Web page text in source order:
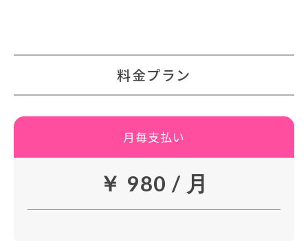
料金プラン
月毎支払い
￥ 980 / 月